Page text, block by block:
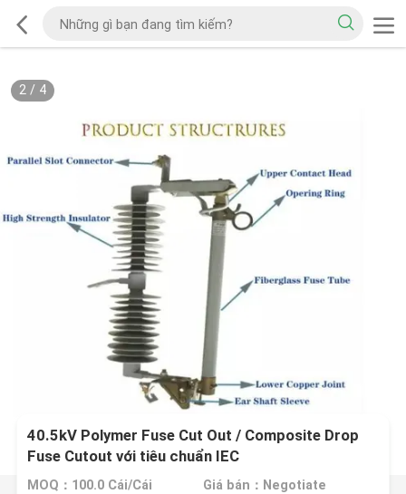
2/ 4
40.5kV Polymer Fuse Cut Out / Composite Drop
Fuse Cutout với tiêu chuẩn IEC
MOQ：100.0 Cái/Cái Giá bán：Negotiate